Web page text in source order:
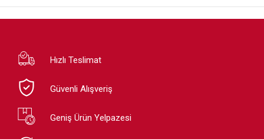
Hızlı Teslimat
Güvenli Alışveriş
Geniş Ürün Yelpazesi